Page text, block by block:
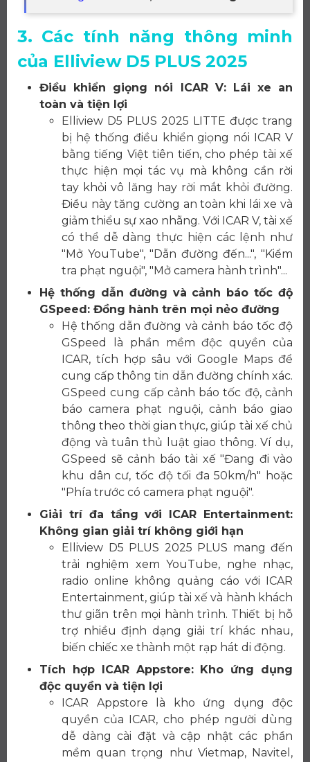
3. Các tính năng thông minh
của Elliview D5 PLUS 2025
Điều khiển giọng nói ICAR V: Lái xe an
toàn và tiện lợi
Elliview D5 PLUS 2025 LITTE được trang
bị hệ thống điều khiển giọng nói ICAR V
bằng tiếng Việt tiên tiến, cho phép tài xế
thực hiện mọi tác vụ mà không cần rời
tay khỏi vô lăng hay rời mắt khỏi đường.
Điều này tăng cường an toàn khi lái xe và
giảm thiểu sự xao nhãng. Với ICAR V, tài xế
có thể dễ dàng thực hiện các lệnh như
"Mở YouTube", "Dẫn đường đến...", "Kiểm
tra phạt nguội", "Mở camera hành trình"...
Hệ thống dẫn đường và cảnh báo tốc độ
GSpeed: Đồng hành trên mọi nẻo đường
Hệ thống dẫn đường và cảnh báo tốc độ
GSpeed là phần mềm độc quyền của
ICAR, tích hợp sâu với Google Maps để
cung cấp thông tin dẫn đường chính xác.
GSpeed cung cấp cảnh báo tốc độ, cảnh
báo camera phạt nguội, cảnh báo giao
thông theo thời gian thực, giúp tài xế chủ
động và tuân thủ luật giao thông. Ví dụ,
GSpeed sẽ cảnh báo tài xế "Đang đi vào
khu dân cư, tốc độ tối đa 50km/h" hoặc
"Phía trước có camera phạt nguội".
Giải trí đa tầng với ICAR Entertainment:
Không gian giải trí không giới hạn
Elliview D5 PLUS 2025 PLUS mang đến
trải nghiệm xem YouTube, nghe nhạc,
radio online không quảng cáo với ICAR
Entertainment, giúp tài xế và hành khách
thư giãn trên mọi hành trình. Thiết bị hỗ
trợ nhiều định dạng giải trí khác nhau,
biến chiếc xe thành một rạp hát di động.
Tích hợp ICAR Appstore: Kho ứng dụng
độc quyền và tiện lợi
ICAR Appstore là kho ứng dụng độc
quyền của ICAR, cho phép người dùng
dễ dàng cài đặt và cập nhật các phần
mềm quan trọng như Vietmap, Navitel,